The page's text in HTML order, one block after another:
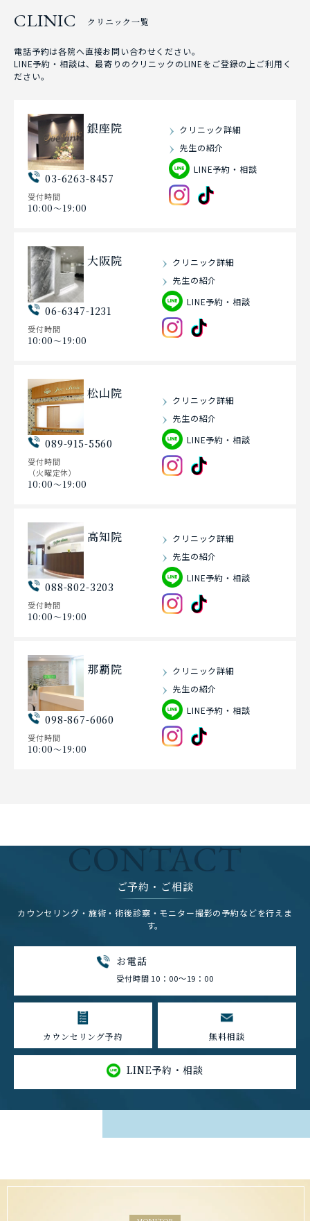
CLINIC クリニック一覧
電話予約は各院へ直接お問い合わせください。
LINE予約・相談は、最寄りのクリニックのLINEをご登録の上ご利用く
ださい。
銀座院
03-6263-8457
受付時間
10:00〜19:00
クリニック詳細
先生の紹介
LINE予約・相談
大阪院
06-6347-1231
受付時間
10:00〜19:00
クリニック詳細
先生の紹介
LINE予約・相談
松山院
089-915-5560
受付時間
（火曜定休）
10:00〜19:00
クリニック詳細
先生の紹介
LINE予約・相談
高知院
088-802-3203
受付時間
10:00〜19:00
クリニック詳細
先生の紹介
LINE予約・相談
那覇院
098-867-6060
受付時間
10:00〜19:00
クリニック詳細
先生の紹介
LINE予約・相談
CONTACT
ご予約・ご相談
カウンセリング・施術・術後診察・モニター撮影の予約などを行えま
す。
お電話
受付時間 10：00～19：00
カウンセリング予約 無料相談
LINE予約・相談